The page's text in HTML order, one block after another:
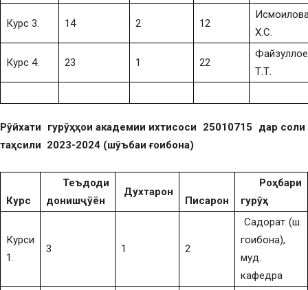
Курс 3. 14 2 12
Х.С.
Курс 4. 23 1 22
Т.Т.
Рӯйхати гурӯҳҳои академии ихтисоси 25010715 дар соли
таҳсили 2023-2024 (шӯъбаи ғоибона)
Курс
Теъдоди
донишҷӯён
Духтарон
Писарон
Роҳбари
гурӯҳ
Курси
1.
3 1 2
Садорат (ш.
гоибона),
муд.
кафедра